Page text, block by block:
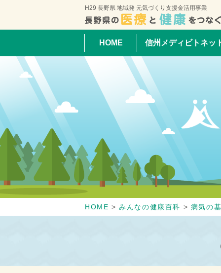
H29 長野県 地域発 元気づくり支援金活用事業
HOME 信州メディビトネッ
HOME >みんなの健康百科 > 病気の